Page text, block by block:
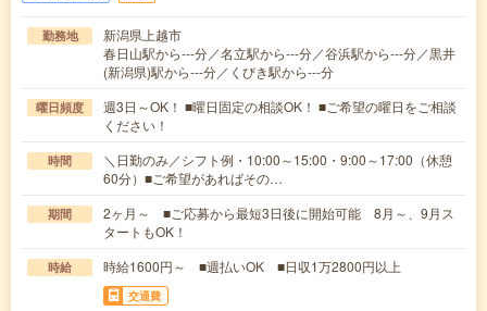
勤務地
新潟県上越市
春日山駅から---分／名立駅から---分／谷浜駅から---分／黒井
(新潟県)駅から---分／くびき駅から---分
曜日頻度
週3日～OK！ ■曜日固定の相談OK！ ■ご希望の曜日をご相談
ください！
時間
＼日勤のみ／シフト例・10:00～15:00・9:00～17:00（休憩
60分）■ご希望があればその…
期間
2ヶ月～ ■ご応募から最短3日後に開始可能 8月～、9月ス
タートもOK！
時給 時給1600円～ ■週払いOK ■日収1万2800円以上
交通費